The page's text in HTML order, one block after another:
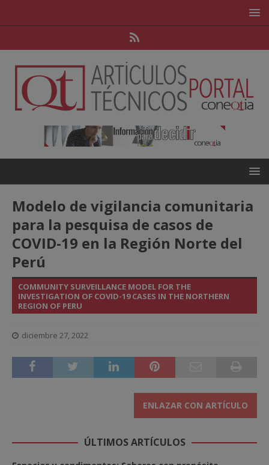
Modelo de vigilancia comunitaria
para la pesquisa de casos de
COVID-19 en la Región Norte del
Perú
COMMUNITY SURVEILLANCE MODEL FOR THE
INVESTIGATION OF COVID-19 CASES IN THE NORTHERN
REGION OF PERU
diciembre 27, 2022
ENLAZAR CON ARTÍCULO
ÚLTIMOS ARTÍCULOS